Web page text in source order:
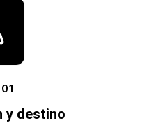
01
y destino